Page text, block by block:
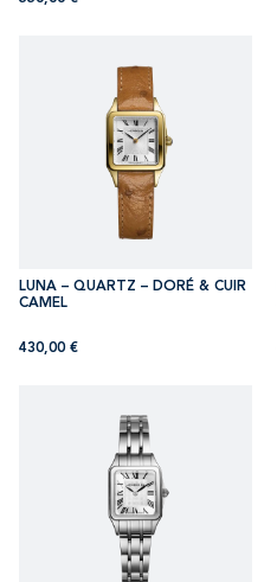
LUNA – QUARTZ – DORÉ & CUIR
CAMEL
430,00 €